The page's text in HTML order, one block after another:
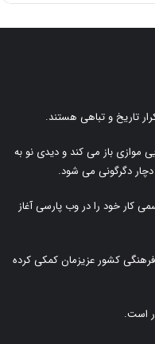
تاریخ و تباهی هستند.
موازی باز می کند و دیدی نو به
دگرگونی می شود.
کار خود را در وب پارسی آغاز
فرهنگی کشور عزیزمان کمکی کرده
است.